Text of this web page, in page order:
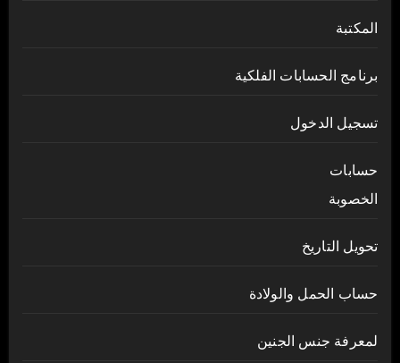
المكتبة
برنامج الحسابات الفلكية
تسجيل الدخول
حسابات
الخصوبة
تحويل التاريخ
حساب الحمل والولادة
لمعرفة جنس الجنين